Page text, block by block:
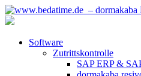
Software
Zutrittskontrolle
SAP ERP &